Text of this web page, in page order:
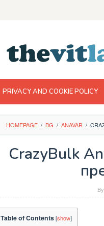
PRIVACY AND COOKIE POLICY
HOMEPAGE / BG / ANAVAR /
CrazyBulk
By
Table of Contents[show]